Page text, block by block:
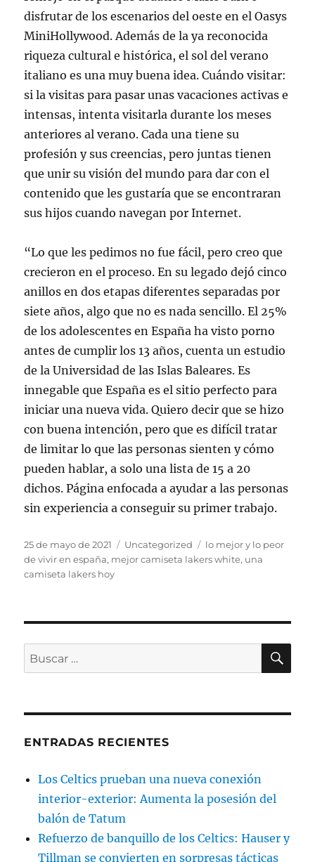
disfrutar de los escenarios del oeste en el Oasys
MiniHollywood. Además de la ya reconocida
riqueza cultural e histórica, el sol del verano
italiano es una muy buena idea. Cuándo visitar:
si la visitas para pasar unas vacaciones activas e
intensas, intenta visitarla durante los meses
anteriores al verano. Cada una tiene su
profesión y sus creencias, pero juntas tienen
que unir su visión del mundo para dar con el
contenido que les gustaría que se encontraran
sus hijos cuando navegan por Internet.
“Lo que les pedimos no fue fácil, pero creo que
crecieron en el proceso. En su legado dejó cinco
anillos en dos etapas diferentes separadas por
siete años, algo que no es nada sencillo. El 25%
de los adolescentes en España ha visto porno
antes de cumplir los 13 años, cuenta un estudio
de la Universidad de las Islas Baleares. Es
innegable que España es el sitio perfecto para
iniciar una nueva vida. Quiero decir que se hizo
con buena intención, pero que es difícil tratar
de limitar lo que las personas sienten y cómo
pueden hablar, a solo una lista de 15 a 20
dichos. Página enfocada a ayudar a las personas
sin experiencia a conseguir su primer trabajo.
Publicado
el
25 de mayo de 2021 Categorías
Uncategorized Etiquetas
lo mejor y lo peor
de vivir en españa, mejor camiseta lakers white, una
camiseta lakers hoy
Buscar
por:
ENTRADAS RECIENTES
Los Celtics prueban una nueva conexión
interior-exterior: Aumenta la posesión del
balón de Tatum
Refuerzo de banquillo de los Celtics: Hauser y
Tillman se convierten en sorpresas tácticas